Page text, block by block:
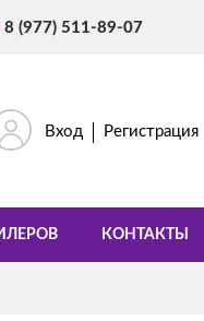
8 (977) 511-89-07
Вход Регистрация
КОНТАКТЫ